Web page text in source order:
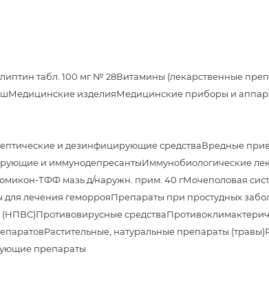
табл. 100 мг № 28Витамины (лекарственные
Медицинские изделияМедицинские приборы и
и дезинфицирующие средстваВредные
и иммунодепресантыИммунобиологические
ТФФ мазь д/наружн. прим. 40 гМочеполовая
для лечения геморрояПрепараты при простудных
(НПВС)Противовирусные средства
Растительные, натуральные препараты (травы)
препараты